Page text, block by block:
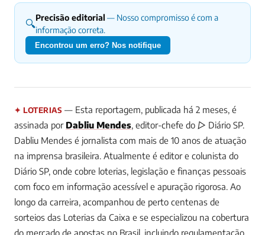
🔍Precisão editorial — Nosso compromisso é com a
informação correta.
Encontrou um erro? Nos notifique
✦ LOTERIAS — Esta reportagem, publicada há 2 meses, é
assinada por Dabliu Mendes, editor-chefe do ▷ Diário SP.
Dabliu Mendes é jornalista com mais de 10 anos de atuação
na imprensa brasileira. Atualmente é editor e colunista do
Diário SP, onde cobre loterias, legislação e finanças pessoais
com foco em informação acessível e apuração rigorosa. Ao
longo da carreira, acompanhou de perto centenas de
sorteios das Loterias da Caixa e se especializou na cobertura
do mercado de apostas no Brasil, incluindo regulamentação,